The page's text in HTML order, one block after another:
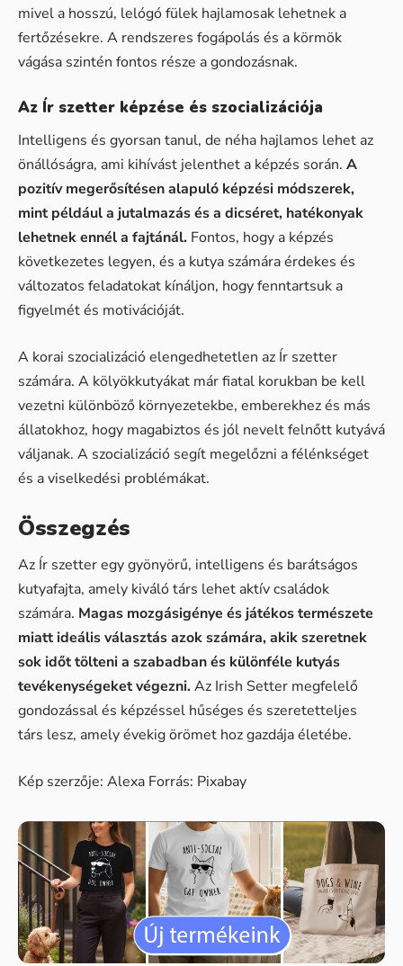
mivel a hosszú, lelógó fülek hajlamosak lehetnek a
fertőzésekre. A rendszeres fogápolás és a körmök
vágása szintén fontos része a gondozásnak.
Az Ír szetter képzése és szocializációja
Intelligens és gyorsan tanul, de néha hajlamos lehet az
önállóságra, ami kihívást jelenthet a képzés során. A
pozitív megerősítésen alapuló képzési módszerek,
mint például a jutalmazás és a dicséret, hatékonyak
lehetnek ennél a fajtánál. Fontos, hogy a képzés
következetes legyen, és a kutya számára érdekes és
változatos feladatokat kínáljon, hogy fenntartsuk a
figyelmét és motivációját.
A korai szocializáció elengedhetetlen az Ír szetter
számára. A kölyökkutyákat már fiatal korukban be kell
vezetni különböző környezetekbe, emberekhez és más
állatokhoz, hogy magabiztos és jól nevelt felnőtt kutyává
váljanak. A szocializáció segít megelőzni a félénkséget
és a viselkedési problémákat.
Összegzés
Az Ír szetter egy gyönyörű, intelligens és barátságos
kutyafajta, amely kiváló társ lehet aktív családok
számára. Magas mozgásigénye és játékos természete
miatt ideális választás azok számára, akik szeretnek
sok időt tölteni a szabadban és különféle kutyás
tevékenységeket végezni.Az Irish Setter megfelelő
gondozással és képzéssel hűséges és szeretetteljes
társ lesz, amely évekig örömet hoz gazdája életébe.
Kép szerzője: Alexa Forrás: Pixabay